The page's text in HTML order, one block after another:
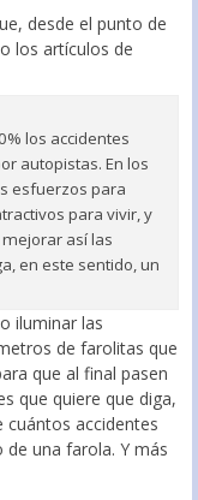
desde el punto de
los artículos de
los accidentes
autopistas. En los
esfuerzos para
para vivir, y
así las
en este sentido, un
iluminar las
de farolitas que
que al final pasen
que quiere que diga,
accidentes
una farola. Y más